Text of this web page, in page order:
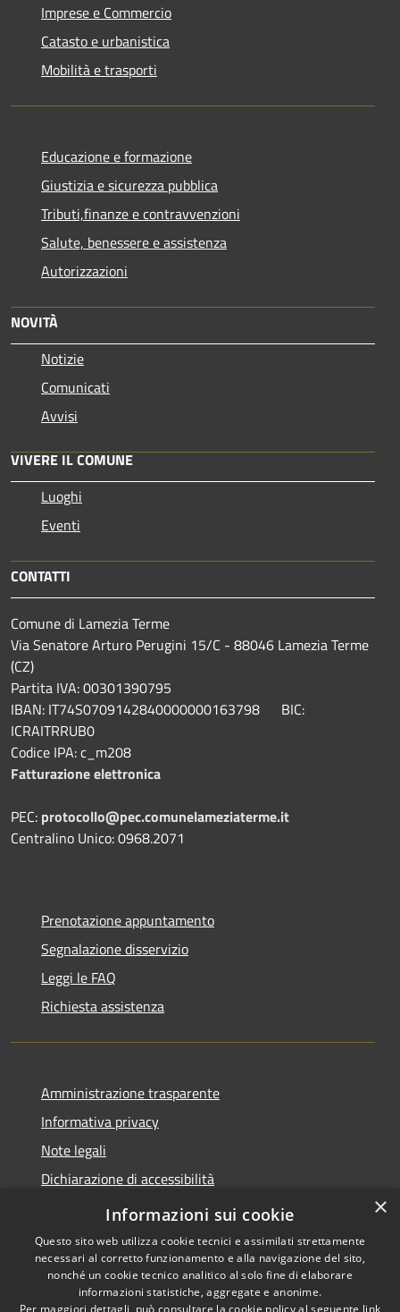
Imprese e Commercio
Catasto e urbanistica
Mobilità e trasporti
Educazione e formazione
Giustizia e sicurezza pubblica
Tributi,finanze e contravvenzioni
Salute, benessere e assistenza
Autorizzazioni
NOVITÀ
Notizie
Comunicati
Avvisi
VIVERE IL COMUNE
Luoghi
Eventi
CONTATTI
Comune di Lamezia Terme
Via Senatore Arturo Perugini 15/C - 88046 Lamezia Terme
(CZ)
Partita IVA: 00301390795
IBAN: IT74S0709142840000000163798 BIC:
ICRAITRRUB0
Codice IPA: c_m208
Fatturazione elettronica
PEC: protocollo@pec.comunelameziaterme.it
Centralino Unico: 0968.2071
Prenotazione appuntamento
Segnalazione disservizio
Leggi le FAQ
Richiesta assistenza
Amministrazione trasparente
Informativa privacy
Note legali
Dichiarazione di accessibilità
Feedback accessibilità
Copyright © 2026 • Città di
×
Informazioni sui cookie
Questo sito web utilizza cookie tecnici e assimilati strettamente
necessari al corretto funzionamento e alla navigazione del sito,
nonché un cookie tecnico analitico al solo fine di elaborare
informazioni statistiche, aggregate e anonime.
Per maggiori dettagli, può consultare la cookie policy al seguente link